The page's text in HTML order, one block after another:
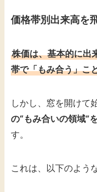
価格帯別出来高を
株価は、基本的に出
帯で「もみ合う」こ
しかし、窓を開けて
の“もみ合いの領域”
す。
これは、以下のよう